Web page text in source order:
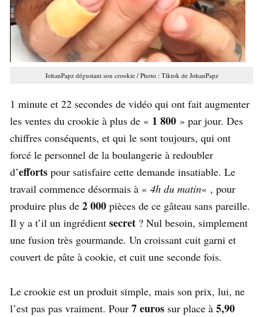
JohanPapz dégustant son crookie / Photo : Tiktok de JohanPapz
1 minute et 22 secondes de vidéo qui ont fait augmenter
les ventes du crookie à plus de « 1 800 » par jour. Des
chiffres conséquents, et qui le sont toujours, qui ont
forcé le personnel de la boulangerie à redoubler
d’efforts pour satisfaire cette demande insatiable. Le
travail commence désormais à « 4h du matin« , pour
produire plus de 2 000 pièces de ce gâteau sans pareille.
Il y a t’il un ingrédient secret ? Nul besoin, simplement
une fusion très gourmande. Un croissant cuit garni et
couvert de pâte à cookie, et cuit une seconde fois.
Le crookie est un produit simple, mais son prix, lui, ne
l’est pas pas vraiment. Pour 7 euros sur place à 5,90